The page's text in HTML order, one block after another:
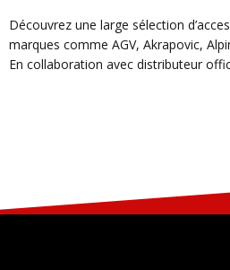
Découvrez une large sélection
marques comme AGV, Akrapovic,
En collaboration avec distributeur